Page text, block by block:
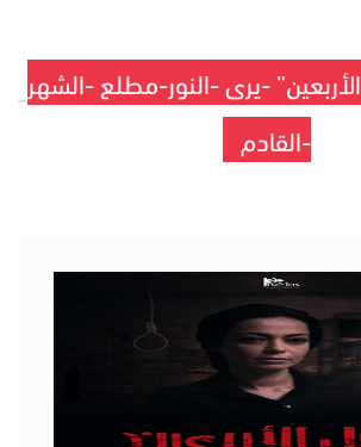
-يرى -النور-مطلع -الشهر
-القادم